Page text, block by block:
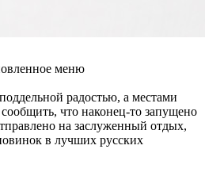
меню
радостью, а местами
что наконец-то запущено
на заслуженный отдых,
в лучших русских